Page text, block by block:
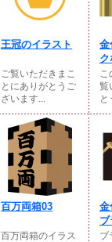
王冠のイラスト
ご覧いただきまこ
とにありがとうご
ざいます...
金
こ
覧
と
百万両箱03
百万両箱のイラス
金
ブ